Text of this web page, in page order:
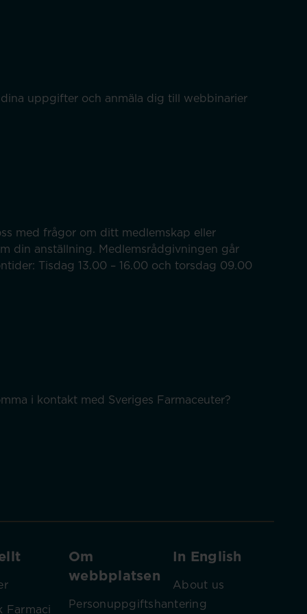
uppgifter och anmäla dig till webbinarier
med frågor om ditt medlemskap eller
din anställning. Medlemsrådgivningen går
Tisdag 13.00 – 16.00 och torsdag 09.00
i kontakt med Sveriges Farmaceuter?
Farmaci
Om
webbplatsen
Personuppgiftshantering
In English
About us